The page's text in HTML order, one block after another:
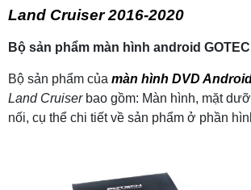
Land Cruiser 2016-2020
Bộ sản phẩm màn hình android
Bộ sản phẩm của màn hình DVD
Land Cruiser bao gồm: Màn hình, mặt
nối, cụ thể chi tiết về sản phẩm ở phần